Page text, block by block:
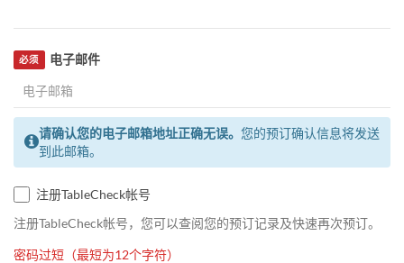
电子邮件
必须
请确认您的电子邮箱地址正确无误。 您的预订确认信息将发送
到此邮箱。
注册TableCheck帐号
注册TableCheck帐号，您可以查阅您的预订记录及快速再次预订。
密码过短（最短为12个字符）